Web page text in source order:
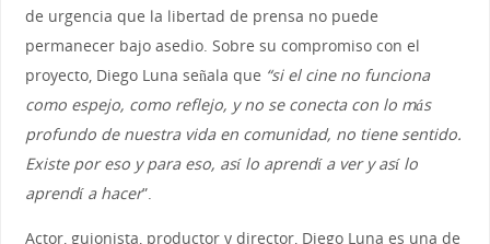
de urgencia que la libertad de prensa no puede
permanecer bajo asedio. Sobre su compromiso con el
proyecto, Diego Luna señala que “si el cine no funciona
como espejo, como reflejo, y no se conecta con lo más
profundo de nuestra vida en comunidad, no tiene sentido.
Existe por eso y para eso, así lo aprendí a ver y así lo
aprendí a hacer”.
Actor, guionista, productor y director, Diego Luna es una de